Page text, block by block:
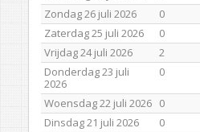
Zondag 26 juli 2026
0
Zaterdag 25 juli 2026
0
Vrijdag 24 juli 2026
2
Donderdag 23 juli
2026
0
Woensdag 22 juli 2026 0
Dinsdag 21 juli 2026
0